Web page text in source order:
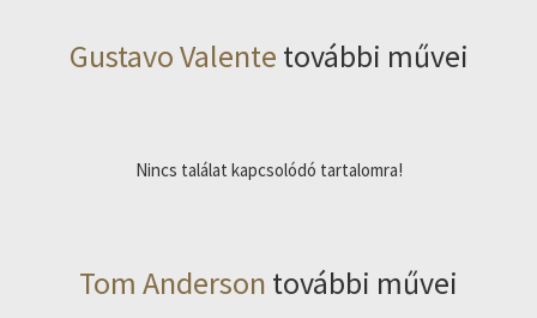
Gustavo Valente további művei
Nincs találat kapcsolódó tartalomra!
Tom Anderson további művei